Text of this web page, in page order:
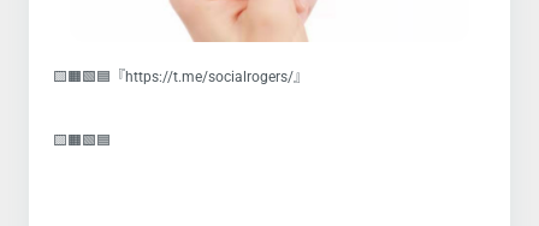
🟨🟧🟩🟦『https://t.me/socialrogers/』
🟨🟧🟩🟦